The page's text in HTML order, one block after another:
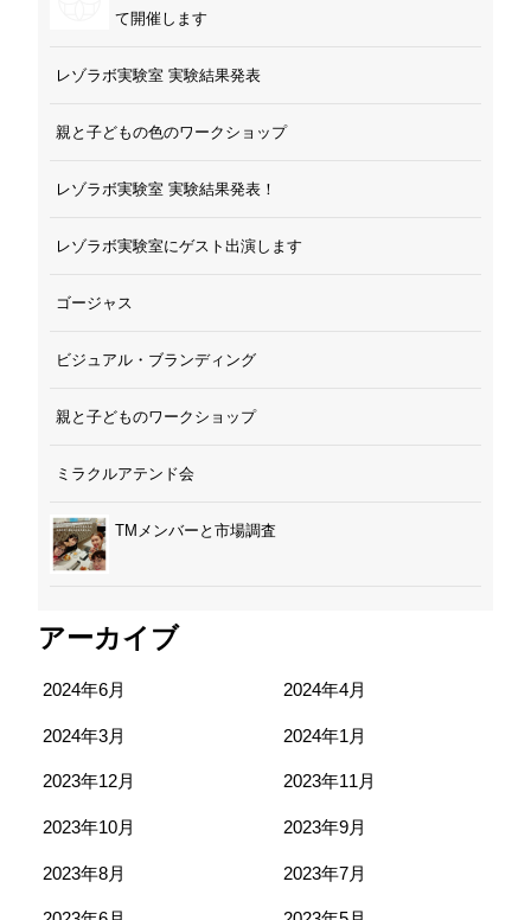
て開催します
レゾラボ実験室 実験結果発表
親と子どもの色のワークショップ
レゾラボ実験室 実験結果発表！
レゾラボ実験室にゲスト出演します
ゴージャス
ビジュアル・ブランディング
親と子どものワークショップ
ミラクルアテンド会
TMメンバーと市場調査
アーカイブ
2024年6月 2024年4月
2024年3月 2024年1月
2023年12月 2023年11月
2023年10月 2023年9月
2023年8月 2023年7月